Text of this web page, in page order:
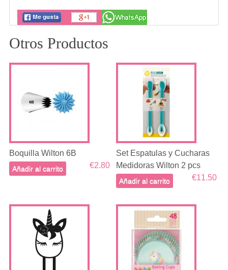
Otros Productos
Boquilla Wilton 6B
€2.80
Añadir al carrito
Set Espatulas y Cucharas
Medidoras Wilton 2 pcs
€11.50
Añadir al carrito